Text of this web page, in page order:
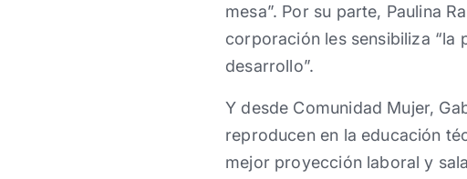
mesa”. Por su parte, Paulina
corporación les sensibiliza “la
desarrollo”.
Y desde Comunidad Mujer,
reproducen en la educación
mejor proyección laboral y